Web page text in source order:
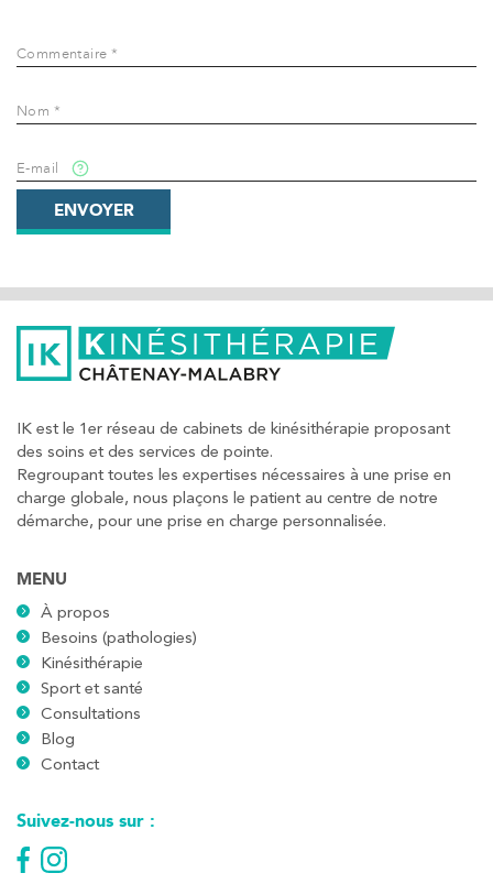
Commentaire *
Nom *
E-mail
ENVOYER
IK est le 1er réseau de cabinets de kinésithérapie proposant
des soins et des services de pointe.
Regroupant toutes les expertises nécessaires à une prise en
charge globale, nous plaçons le patient au centre de notre
démarche, pour une prise en charge personnalisée.
MENU
À propos
Besoins (pathologies)
Kinésithérapie
Sport et santé
Consultations
Blog
Contact
Suivez-nous sur :